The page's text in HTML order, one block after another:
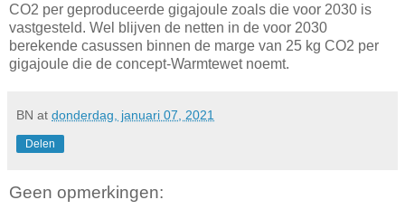
CO2 per geproduceerde gigajoule zoals die voor 2030 is
vastgesteld. Wel blijven de netten in de voor 2030
berekende casussen binnen de marge van 25 kg CO2 per
gigajoule die de concept-Warmtewet noemt.
BN at donderdag, januari 07, 2021
Delen
Geen opmerkingen: